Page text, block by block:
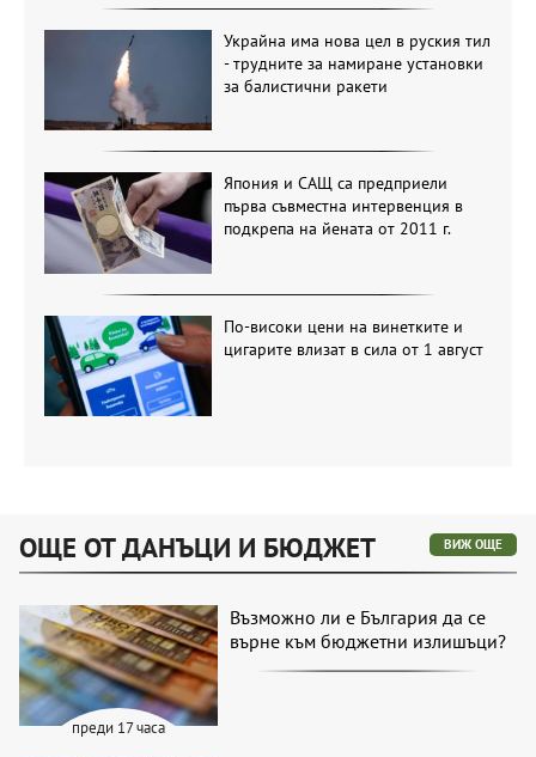
Украйна има нова цел в руския тил
- трудните за намиране установки
за балистични ракети
Япония и САЩ са предприели
първа съвместна интервенция в
подкрепа на йената от 2011 г.
По-високи цени на винетките и
цигарите влизат в сила от 1 август
ОЩЕ ОТ ДАНЪЦИ И БЮДЖЕТ ВИЖ ОЩЕ
преди 17 часа
Възможно ли е България да се
върне към бюджетни излишъци?